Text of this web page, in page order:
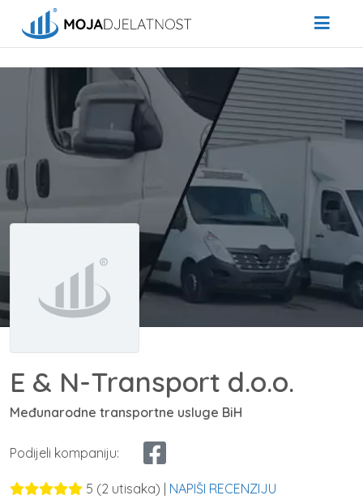
E & N-Transport d.o.o.
Međunarodne transportne usluge BiH
Podijeli kompaniju:
5 (2 utisaka) | NAPIŠI RECENZIJU